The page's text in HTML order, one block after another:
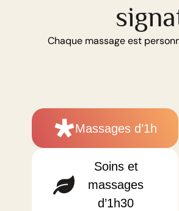
Chaque massage est
Massages d’1h
Soins et
massages
d’1h30